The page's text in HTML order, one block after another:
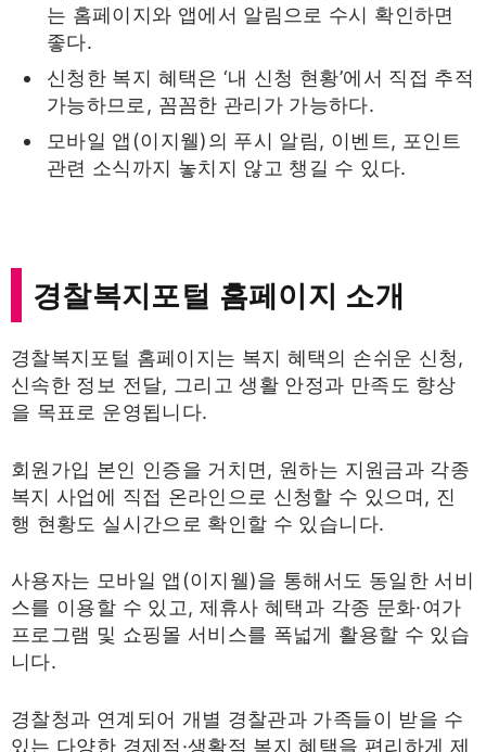
는 홈페이지와 앱에서 알림으로 수시 확인하면
좋다.
신청한 복지 혜택은 ‘내 신청 현황’에서 직접 추적
가능하므로, 꼼꼼한 관리가 가능하다.
모바일 앱(이지웰)의 푸시 알림, 이벤트, 포인트
관련 소식까지 놓치지 않고 챙길 수 있다.
경찰복지포털 홈페이지 소개
경찰복지포털 홈페이지는 복지 혜택의 손쉬운 신청,
신속한 정보 전달, 그리고 생활 안정과 만족도 향상
을 목표로 운영됩니다.
회원가입 본인 인증을 거치면, 원하는 지원금과 각종
복지 사업에 직접 온라인으로 신청할 수 있으며, 진
행 현황도 실시간으로 확인할 수 있습니다.
사용자는 모바일 앱(이지웰)을 통해서도 동일한 서비
스를 이용할 수 있고, 제휴사 혜택과 각종 문화·여가
프로그램 및 쇼핑몰 서비스를 폭넓게 활용할 수 있습
니다.
경찰청과 연계되어 개별 경찰관과 가족들이 받을 수
있는 다양한 경제적·생활적 복지 혜택을 편리하게 제